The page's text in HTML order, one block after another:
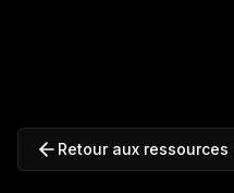
Retour aux ressources